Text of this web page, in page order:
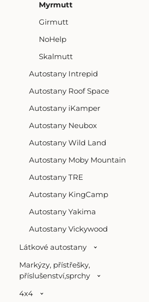
Myrmutt
Girmutt
NoHelp
Skalmutt
Autostany Intrepid
Autostany Roof Space
Autostany iKamper
Autostany Neubox
Autostany Wild Land
Autostany Moby Mountain
Autostany TRE
Autostany KingCamp
Autostany Yakima
Autostany Vickywood
Látkové autostany
Markýzy, přístřešky,
příslušenství,sprchy
4x4